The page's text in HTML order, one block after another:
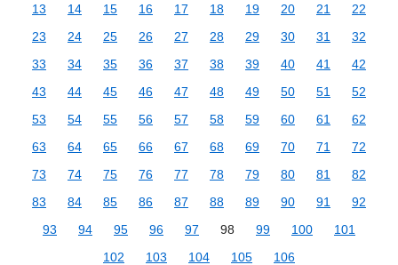
13
14 15 16 17 18 19 20 21
22
23
24 25 26 27 28 29 30 31
32
33
34 35 36 37 38 39 40 41
42
43
44 45 46 47 48 49 50 51
52
53
54 55 56 57 58 59 60 61
62
63
64 65 66 67 68 69 70 71
72
73
74 75 76 77 78 79 80 81
82
83
84 85 86 87 88 89 90 91
92
93
94 95 96 97 98 99 100
101
102
103 104 105 106